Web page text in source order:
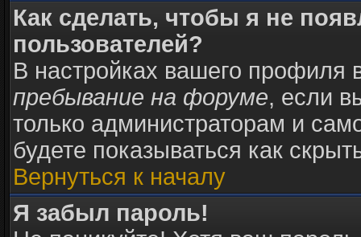
Как сделать, чтобы я не
пользователей?
В настройках вашего
пребывание на форуме, если
только администраторам и
будете показываться как
Вернуться к началу
Я забыл пароль!